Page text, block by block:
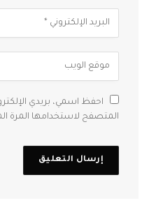
احفظ اسمي، بريدي
المتصفح لاستخدامها المرة